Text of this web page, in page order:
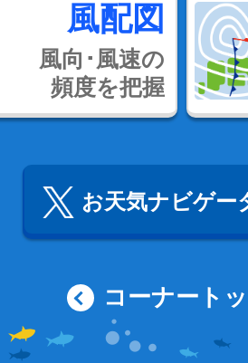
風配図
風向･風速の
頻度を把握
お天気ナビゲー
コーナート